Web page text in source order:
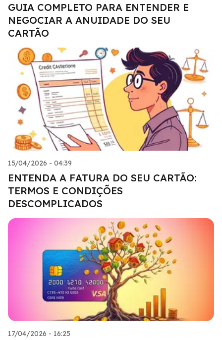
GUIA COMPLETO PARA ENTENDER E
NEGOCIAR A ANUIDADE DO SEU
CARTÃO
15/04/2026 - 04:39
ENTENDA A FATURA DO SEU CARTÃO:
TERMOS E CONDIÇÕES
DESCOMPLICADOS
17/04/2026 - 16:25